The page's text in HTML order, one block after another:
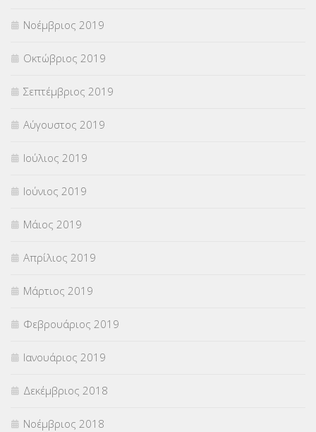
Νοέμβριος 2019
Οκτώβριος 2019
Σεπτέμβριος 2019
Αύγουστος 2019
Ιούλιος 2019
Ιούνιος 2019
Μάιος 2019
Απρίλιος 2019
Μάρτιος 2019
Φεβρουάριος 2019
Ιανουάριος 2019
Δεκέμβριος 2018
Νοέμβριος 2018